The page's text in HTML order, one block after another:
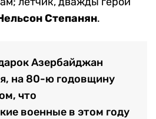
Степанян.
Азербайджан
на 80-ю годовщину
что
военные в этом году